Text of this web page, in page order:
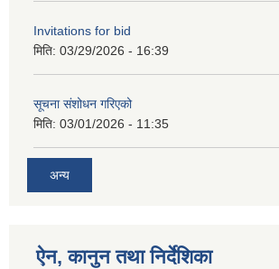
Invitations for bid
मिति: 03/29/2026 - 16:39
सूचना संशोधन गरिएको
मिति: 03/01/2026 - 11:35
अन्य
ऐन, कानुन तथा निर्देशिका